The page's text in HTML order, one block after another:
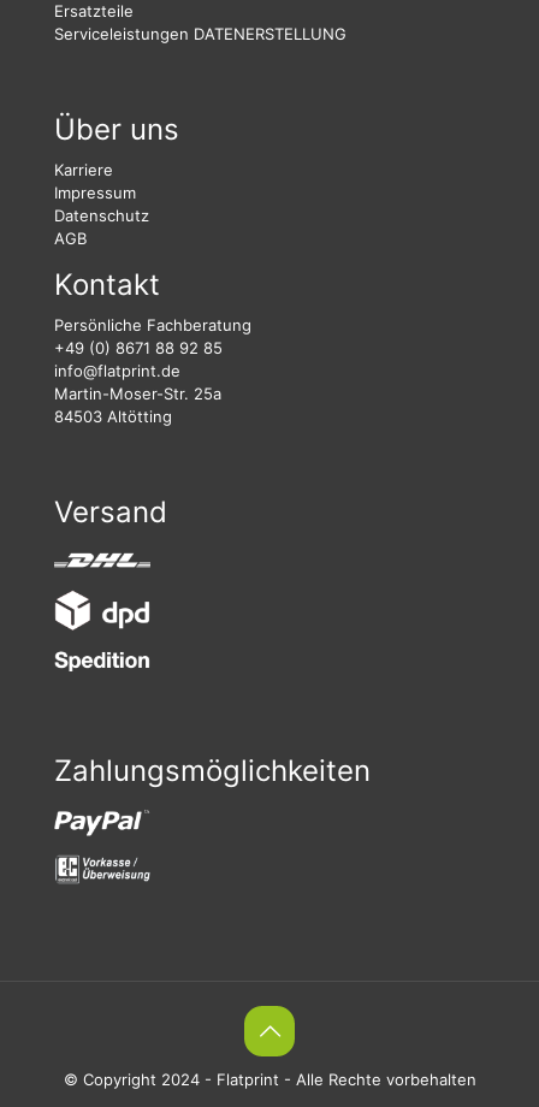
Ersatzteile
Serviceleistungen DATENERSTELLUNG
Über uns
Karriere
Impressum
Datenschutz
AGB
Kontakt
Persönliche Fachberatung
+49 (0) 8671 88 92 85
info@flatprint.de
Martin-Moser-Str. 25a
84503 Altötting
Versand
Zahlungsmöglichkeiten
© Copyright 2024 - Flatprint - Alle Rechte vorbehalten